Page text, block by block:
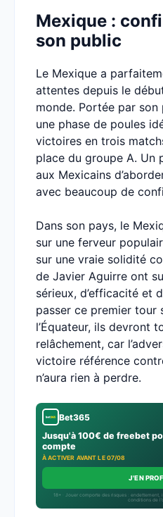
Mexique :
son public
Le Mexique a
attentes depuis le
monde. Portée par son
une phase de poules
victoires en trois
place du groupe A. Un
aux Mexicains
avec beaucoup de
Dans son pays, le
sur une ferveur
sur une vraie solidité
de Javier Aguirre ont
sérieux, d’efficacité et
passer ce premier tour
l’Équateur, ils devront
relâchement, car
victoire référence
n’aura rien à perdre.
Bet365
Jusqu'à 100€ de freebet
compte
À ACTIVER AVANT LE 07/08
J'EN
18+ · Jouer comporte des risques :
conditions de